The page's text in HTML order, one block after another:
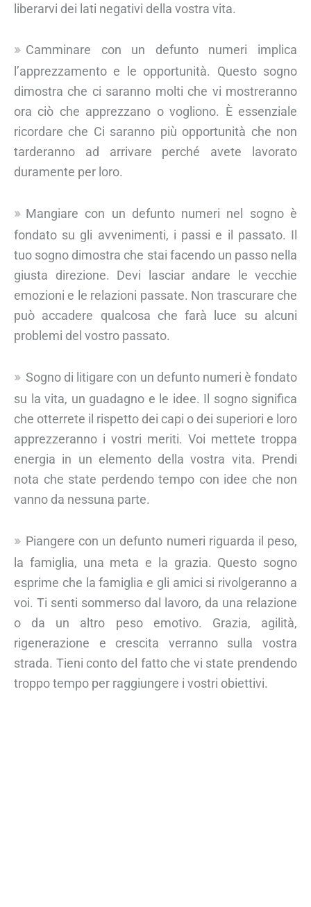
liberarvi dei lati negativi della vostra vita.
Camminare con un defunto numeri implica
l’apprezzamento e le opportunità. Questo sogno
dimostra che ci saranno molti che vi mostreranno
ora ciò che apprezzano o vogliono. È essenziale
ricordare che Ci saranno più opportunità che non
tarderanno ad arrivare perché avete lavorato
duramente per loro.
Mangiare con un defunto numeri nel sogno è
fondato su gli avvenimenti, i passi e il passato. Il
tuo sogno dimostra che stai facendo un passo nella
giusta direzione. Devi lasciar andare le vecchie
emozioni e le relazioni passate. Non trascurare che
può accadere qualcosa che farà luce su alcuni
problemi del vostro passato.
Sogno di litigare con un defunto numeri è fondato
su la vita, un guadagno e le idee. Il sogno significa
che otterrete il rispetto dei capi o dei superiori e loro
apprezzeranno i vostri meriti. Voi mettete troppa
energia in un elemento della vostra vita. Prendi
nota che state perdendo tempo con idee che non
vanno da nessuna parte.
Piangere con un defunto numeri riguarda il peso,
la famiglia, una meta e la grazia. Questo sogno
esprime che la famiglia e gli amici si rivolgeranno a
voi. Ti senti sommerso dal lavoro, da una relazione
o da un altro peso emotivo. Grazia, agilità,
rigenerazione e crescita verranno sulla vostra
strada. Tieni conto del fatto che vi state prendendo
troppo tempo per raggiungere i vostri obiettivi.